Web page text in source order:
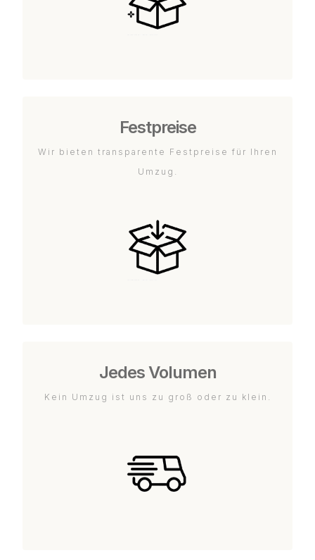
Festpreise
Wir bieten transparente Festpreise für Ihren
Umzug.
Jedes Volumen
Kein Umzug ist uns zu groß oder zu klein.